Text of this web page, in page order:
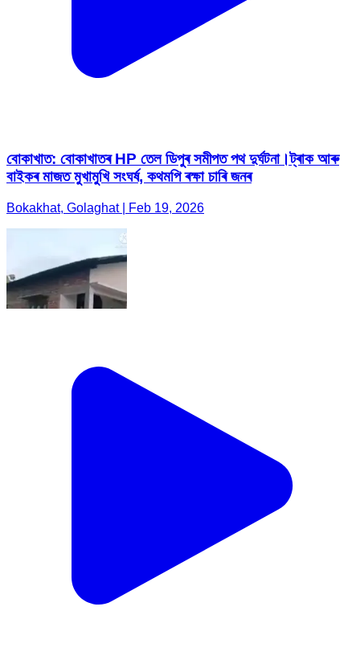
বোকাখাত: বোকাখাতৰ HP তেল ডিপুৰ সমীপত পথ দুৰ্ঘটনা।ট্ৰাক আৰু
বাইকৰ মাজত মুখামুখি সংঘৰ্ষ, কথমপি ৰক্ষা চাৰি জনৰ
Bokakhat, Golaghat | Feb 19, 2026